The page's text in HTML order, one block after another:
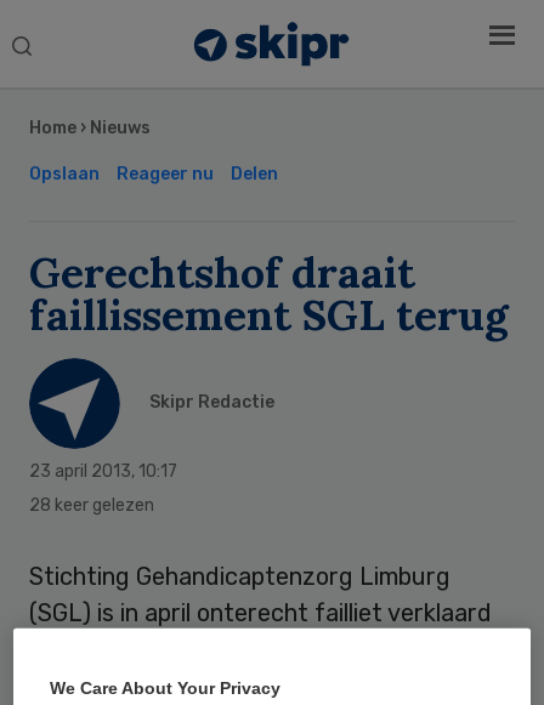
Search
Home › Nieuws
Opslaan Reageer nu Delen
Gerechtshof draait
faillissement SGL terug
Skipr Redactie
23 april 2013, 10:17
28 keer gelezen
Stichting Gehandicaptenzorg Limburg
(SGL) is in april onterecht failliet verklaard
gerechtshof in Den Bosch heeft het
Sidebar
We Care About Your Privacy